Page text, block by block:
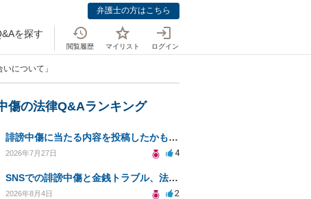
弁護士の方はこちら
を探す
閲覧履歴 マイリスト ログイン
について」
傷の法律Q&Aランキング
誹謗中傷に当たる内容を投稿したかもしれない。開示請求や民事刑事裁判に発展しうるのか教えて欲しい。
2026年7月27日 4
SNSでの誹謗中傷と金銭トラブル、法的対応の相談
2026年8月4日 2